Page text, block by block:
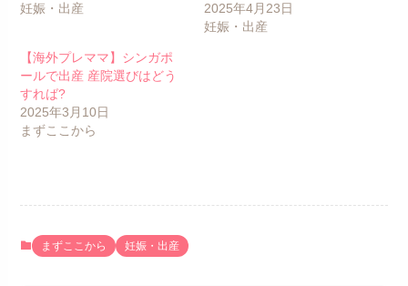
妊娠・出産
2025年4月23日
妊娠・出産
【海外プレママ】シンガポ
ールで出産 産院選びはどう
すれば?
2025年3月10日
まずここから
まずここから 妊娠・出産